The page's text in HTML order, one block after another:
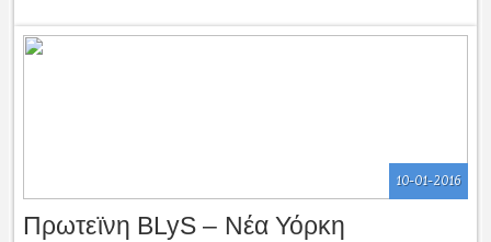
10-01-2016
Πρωτεϊνη BLyS – Νέα Υόρκη